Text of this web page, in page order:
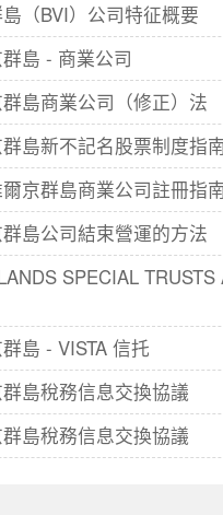
（BVI）公司特征概要
島 - 商業公司
島商業公司（修正）法
島新不記名股票制度指
京群島商業公司註冊指
島公司結束營運的方法
SPECIAL TRUSTS
島 - VISTA 信托
島稅務信息交換協議
島稅務信息交換協議